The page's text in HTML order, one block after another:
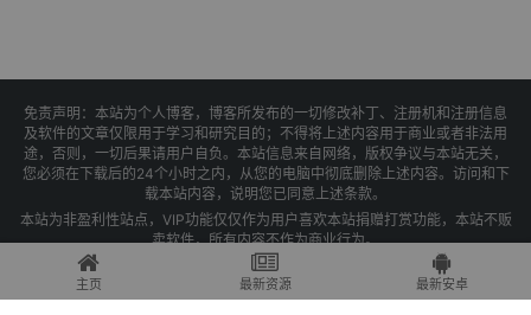
免责声明：本站为个人博客，博客所发布的一切修改补丁、注册机和注册信息
及软件的文章仅限用于学习和研究目的；不得将上述内容用于商业或者非法用
途，否则，一切后果请用户自负。本站信息来自网络，版权争议与本站无关，
您必须在下载后的24个小时之内，从您的电脑中彻底删除上述内容。访问和下
载本站内容，说明您已同意上述条款。
本站为非盈利性站点，VIP功能仅仅作为用户喜欢本站捐赠打赏功能，本站不贩
卖软件，所有内容不作为商业行为。
Copyright © 2025 果核剥壳 - 琼ICP备2021004479号-1
主页 最新资源 最新安卓